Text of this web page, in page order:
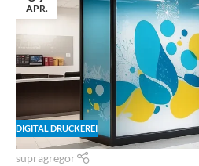
APR.
DIGITAL DRUCKEREI
supragregor